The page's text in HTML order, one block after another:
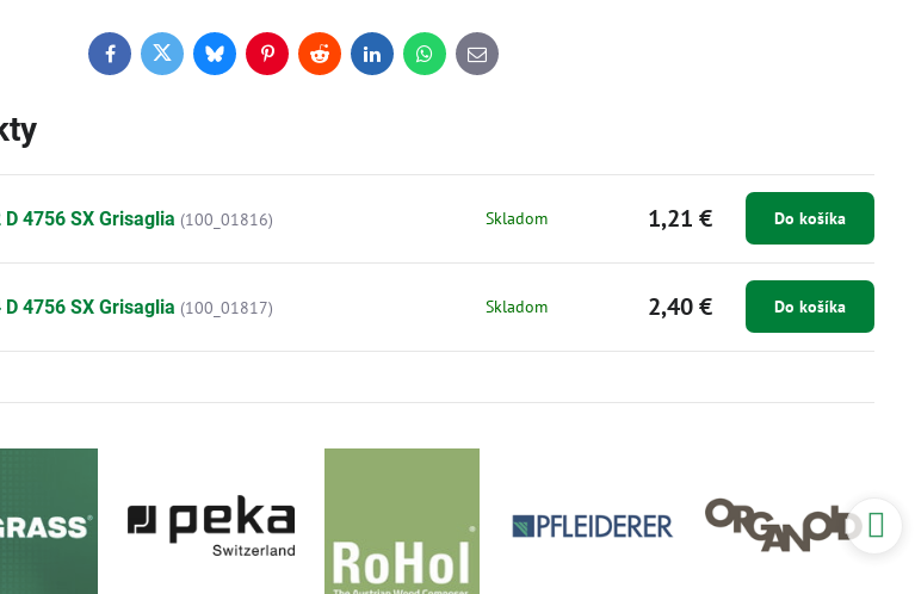
FacebookTwitterBlueskyPinterestRedditLinkedInWhatsApp
E-
mail
4756 SX Grisaglia (100_01816) Skladom 1,21 € Do košíka
4756 SX Grisaglia (100_01817) Skladom 2,40 € Do košíka